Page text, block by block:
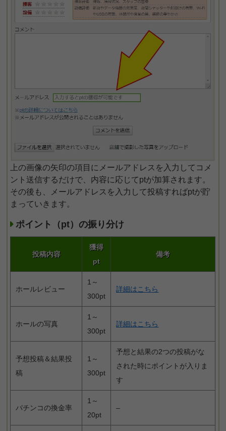
上の画像の矢印の項目にメールアドレスを入力してコメ
ント送信するだけで、内容に応じてptが加算されます。
その後も、メールアドレスを入力して投稿すればptが貯
まっていきます。
ポイント（pt）の振り分け
投稿内容
獲得
pt
備考
ホールレビュー
1～
300pt
詳細はこちら
ホールの写真
1～
300pt
詳細はこちら
予想投稿＆結果投
稿
1～
300pt
予想と結果の2つの投稿がな
された時にポイントが入りま
す
パチンコの換金率
1～
20pt
–